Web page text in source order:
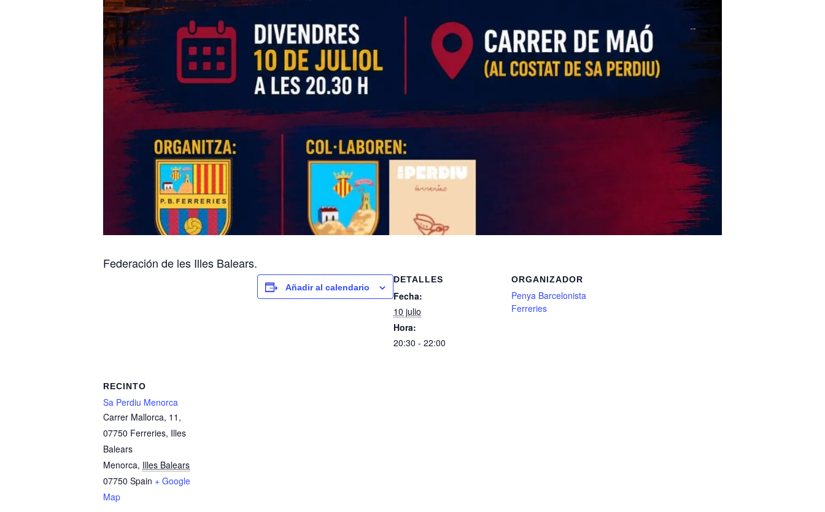
Federación de les Illes Balears.
Añadir al calendario
DETALLES
Fecha:
10 julio
Hora:
20:30 - 22:00
ORGANIZADOR
Penya Barcelonista
Ferreries
RECINTO
Sa Perdiu Menorca
Carrer Mallorca, 11,
07750 Ferreries, Illes
Balears
Menorca, Illes Balears
07750 Spain + Google
Map